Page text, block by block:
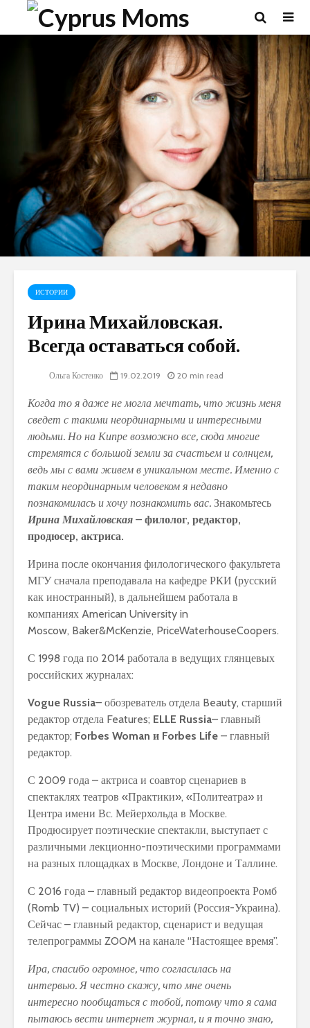
ИСТОРИИ
Ирина Михайловская.
Всегда оставаться собой.
Ольга Костенко 19.02.2019 20 min read
Когда то я даже не могла мечтать, что жизнь меня
сведет с такими неординарными и интересными
людьми. Но на Кипре возможно все, сюда многие
стремятся с большой земли за счастьем и солнцем,
ведь мы с вами живем в уникальном месте. Именно с
таким неординарным человеком я недавно
познакомилась и хочу познакомить вас. Знакомьтесь
Ирина Михайловская – филолог, редактор,
продюсер, актриса.
Ирина после окончания филологического факультета
МГУ сначала преподавала на кафедре РКИ (русский
как иностранный), в дальнейшем работала в
компаниях American University in
Moscow, Baker&McKenzie, PriceWaterhouseCoopers.
С 1998 года по 2014 работала в ведущих глянцевых
российских журналах:
Vogue Russia– обозреватель отдела Beauty, старший
редактор отдела Features; ELLE Russia– главный
редактор; Forbes Woman и Forbes Life – главный
редактор.
С 2009 года – актриса и соавтор сценариев в
спектаклях театров «Практики», «Политеатра» и
Центра имени Вс. Мейерхольда в Москве.
Продюсирует поэтические спектакли, выступает с
различными лекционно-поэтическими программами
на разных площадках в Москве, Лондоне и Таллине.
С 2016 года – главный редактор видеопроекта Ромб
(Romb TV) – социальных историй (Россия-Украина).
Сейчас – главный редактор, сценарист и ведущая
телепрограммы ZOOM на канале “Настоящее время”.
Ира, спасибо огромное, что согласилась на
интервью. Я честно скажу, что мне очень
интересно пообщаться с тобой, потому что я сама
пытаюсь вести интернет журнал, и я точно знаю,